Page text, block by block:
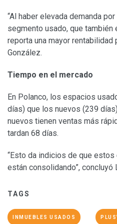
“Al haber elevada demanda
segmento usado, que también
reporta una mayor rentabilidad
González.
Tiempo en el mercado
En Polanco, los espacios
días) que los nuevos (239
nuevos tienen ventas más
tardan 68 días.
“Esto da indicios de que
están consolidando”, concluyó
TAGS
INMUEBLES USADOS